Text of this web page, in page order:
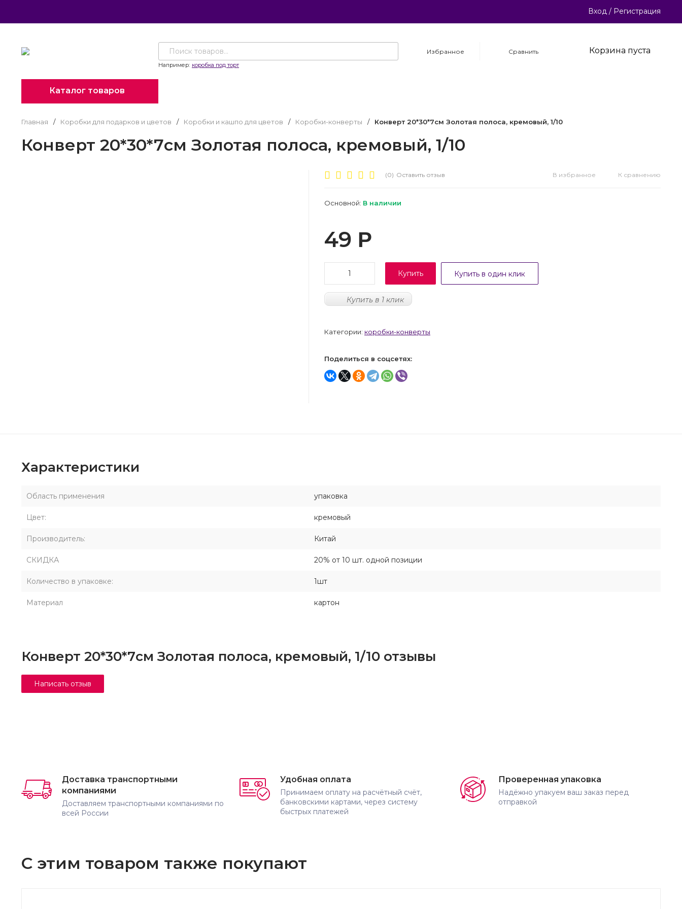
Вход / Регистрация
Например: коробка под торт
Избранное Сравнить Корзина пуста
Каталог товаров
Главная / Коробки для подарков и цветов / Коробки и кашпо для цветов / Коробки-конверты / Конверт 20*30*7см Золотая полоса, кремовый, 1/10
Конверт 20*30*7см Золотая полоса, кремовый, 1/10
(0) Оставить отзыв В избранное К сравнению
Основной: В наличии
49 Р
Купить Купить в один клик
Купить в 1 клик
Категории: коробки-конверты
Поделиться в соцсетях:
Характеристики
Область применения упаковка
Цвет: кремовый
Производитель: Китай
СКИДКА 20% от 10 шт. одной позиции
Количество в упаковке: 1шт
Материал картон
Конверт 20*30*7см Золотая полоса, кремовый, 1/10 отзывы
Доставка транспортными
компаниями
Доставляем транспортными компаниями по
всей России
Удобная оплата
Принимаем оплату на расчётный счёт,
банковскими картами, через систему
быстрых платежей
Проверенная упаковка
Надёжно упакуем ваш заказ перед
отправкой
С этим товаром также покупают